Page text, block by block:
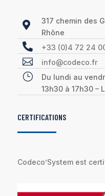

317 chemin des
Rhône
 +33 (0)4 72 24
 info@codeco.fr
}
Du lundi au
13h30 à 17h30 –
CERTIFICATIONS
Codeco’System est